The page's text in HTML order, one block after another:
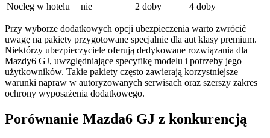
Nocleg w hotelu
nie 2 doby 4 doby
Przy wyborze dodatkowych opcji ubezpieczenia warto zwrócić
uwagę na pakiety przygotowane specjalnie dla aut klasy premium.
Niektórzy ubezpieczyciele oferują dedykowane rozwiązania dla
Mazdy6 GJ, uwzględniające specyfikę modelu i potrzeby jego
użytkowników. Takie pakiety często zawierają korzystniejsze
warunki napraw w autoryzowanych serwisach oraz szerszy zakres
ochrony wyposażenia dodatkowego.
Porównanie Mazda6 GJ z konkurencją